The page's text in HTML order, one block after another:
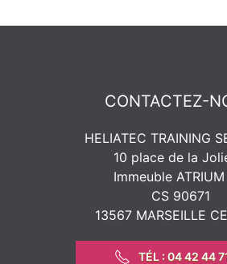
CONTACTEZ-
HELIATEC TRAINING
10 place de la
Immeuble
CS 90671
13567 MARSEILLE
TÉL : 04 42 44